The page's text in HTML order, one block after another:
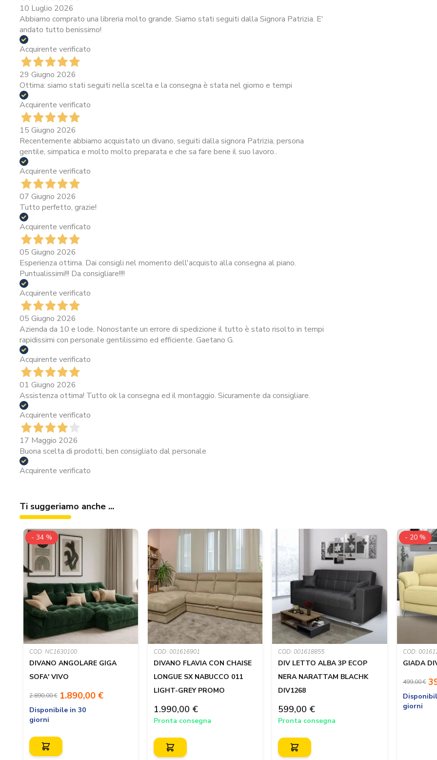
10 Luglio 2026
Abbiamo comprato una libreria molto grande. Siamo stati seguiti dalla Signora Patrizia. E'
andato tutto benissimo!
Acquirente verificato
29 Giugno 2026
Ottima: siamo stati seguiti nella scelta e la consegna è stata nel giorno e tempi
Acquirente verificato
15 Giugno 2026
Recentemente abbiamo acquistato un divano, seguiti dalla signora Patrizia, persona
gentile, simpatica e molto molto preparata e che sa fare bene il suo lavoro..
Acquirente verificato
07 Giugno 2026
Tutto perfetto, grazie!
Acquirente verificato
05 Giugno 2026
Esperienza ottima. Dai consigli nel momento dell'acquisto alla consegna al piano.
Puntualissimi!!! Da consigliare!!!!
Acquirente verificato
05 Giugno 2026
Azienda da 10 e lode. Nonostante un errore di spedizione il tutto è stato risolto in tempi
rapidissimi con personale gentilissimo ed efficiente. Gaetano G.
Acquirente verificato
01 Giugno 2026
Assistenza ottima! Tutto ok la consegna ed il montaggio. Sicuramente da consigliare.
Acquirente verificato
17 Maggio 2026
Buona scelta di prodotti, ben consigliato dal personale
Acquirente verificato
Ti suggeriamo anche ...
COD: NC1630100
DIVANO ANGOLARE GIGA
SOFA' VIVO
- 34 %
2.890,00 € 1.890,00 €
Disponibile in 30
giorni
COD: 001616901
DIVANO FLAVIA CON CHAISE
LONGUE SX NABUCCO 011
LIGHT-GREY PROMO
1.990,00 €
Pronta consegna
COD: 001618855
DIV LETTO ALBA 3P ECOP
NERA NARATTAM BLACHK
DIV1268
599,00 €
Pronta consegna
COD:
GIADA
- 20 %
499,00 €
giorni